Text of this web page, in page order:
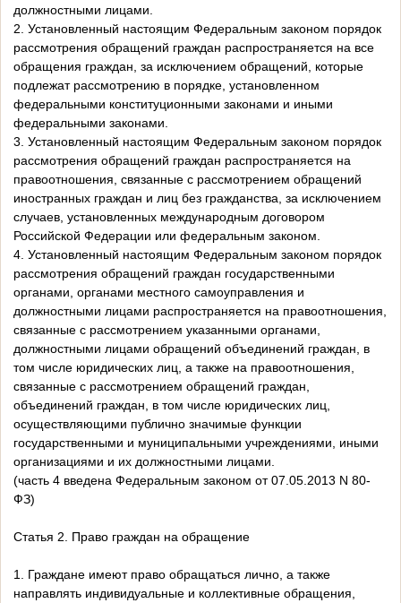
должностными лицами.
2. Установленный настоящим Федеральным законом порядок
рассмотрения обращений граждан распространяется на все
обращения граждан, за исключением обращений, которые
подлежат рассмотрению в порядке, установленном
федеральными конституционными законами и иными
федеральными законами.
3. Установленный настоящим Федеральным законом порядок
рассмотрения обращений граждан распространяется на
правоотношения, связанные с рассмотрением обращений
иностранных граждан и лиц без гражданства, за исключением
случаев, установленных международным договором
Российской Федерации или федеральным законом.
4. Установленный настоящим Федеральным законом порядок
рассмотрения обращений граждан государственными
органами, органами местного самоуправления и
должностными лицами распространяется на правоотношения,
связанные с рассмотрением указанными органами,
должностными лицами обращений объединений граждан, в
том числе юридических лиц, а также на правоотношения,
связанные с рассмотрением обращений граждан,
объединений граждан, в том числе юридических лиц,
осуществляющими публично значимые функции
государственными и муниципальными учреждениями, иными
организациями и их должностными лицами.
(часть 4 введена Федеральным законом от 07.05.2013 N 80-
ФЗ)
Статья 2. Право граждан на обращение
1. Граждане имеют право обращаться лично, а также
направлять индивидуальные и коллективные обращения,